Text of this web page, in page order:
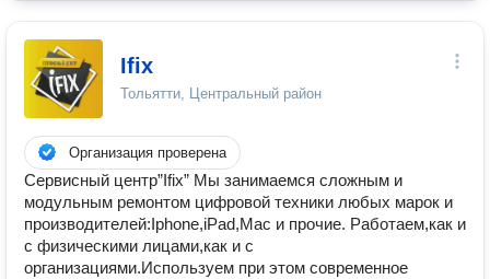
Ifix
Тольятти, Центральный район
Организация проверена
Сервисный центр”Ifix” Мы занимаемся сложным и
модульным ремонтом цифровой техники любых марок и
производителей:Iphone,iPad,Mac и прочие. Работаем,как и
с физическими лицами,как и с
организациями.Используем при этом современное